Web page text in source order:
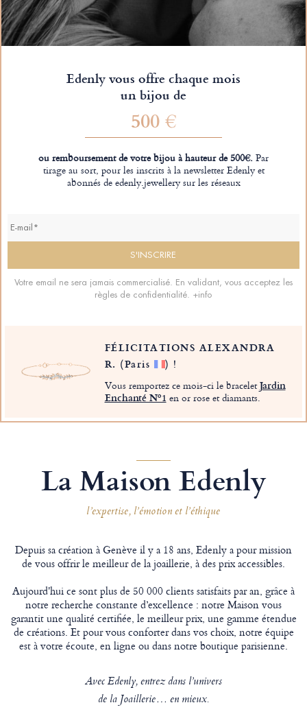
Edenly vous offre chaque mois
un bijou de
500 €
ou remboursement de votre bijou à hauteur de 500€.Par
tirage au sort, pour les inscrits à la newsletter Edenly et
abonnés de edenly.jewellery sur les réseaux
Votre email ne sera jamais commercialisé. En validant, vous acceptez les
règles de confidentialité. +info
FÉLICITATIONS ALEXANDRA
R. (Paris ) !
Vous remportez ce mois-ci le braceletJardin
Enchanté Nº1 en or rose et diamants.
La Maison Edenly
l’expertise, l’émotion et l’éthique
Depuis sa création à Genève il y a 18 ans, Edenly a pour mission
de vous offrir le meilleur de la joaillerie, à des prix accessibles.
Aujourd'hui ce sont plus de 50 000 clients satisfaits par an, grâce à
notre recherche constante d’excellence : notre Maison vous
garantit une qualité certifiée, le meilleur prix, une gamme étendue
de créations. Et pour vous conforter dans vos choix, notre équipe
est à votre écoute, en ligne ou dans notre boutique parisienne.
Avec Edenly, entrez dans l’univers
de la Joaillerie… en mieux.